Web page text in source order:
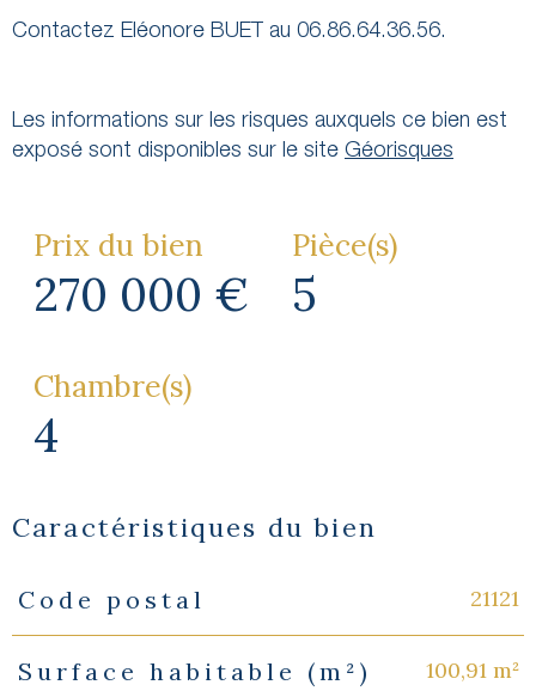
Contactez Eléonore BUET au 06.86.64.36.56.
Les informations sur les risques auxquels ce bien est
exposé sont disponibles sur le site Géorisques
Prix du bien
270 000 €
Pièce(s)
5
Chambre(s)
4
Caractéristiques du bien
Caractéristiques Valeurs
Code postal 21121
Surface habitable (m²) 100,91 m²